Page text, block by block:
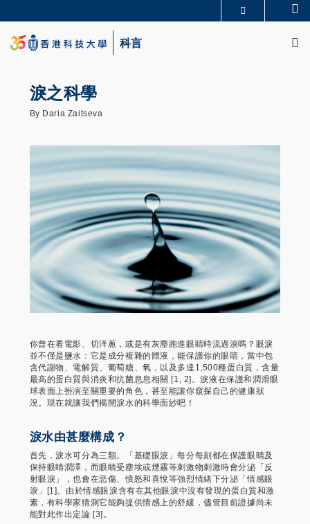
to
main
content
生活@科大
科言
淚之科學
By Daria Zaitseva
你曾在看電影、切洋蔥，或是有灰塵跑進眼睛時流過淚嗎？眼淚
並不僅是鹽水：它是成分複雜的體液，能保護你的眼睛，當中包
含代謝物、電解質、葡萄糖、氧，以及多達1,500種蛋白質，含量
最高的蛋白質與消炎和抗菌息息相關 [1, 2]。淚液在保護和潤滑眼
球表面上扮演至關重要的角色，甚至能讓你窺探自己的健康狀
況。現在就讓我們揭開淚水的科學面紗吧！
淚水由甚麼構成？
首先，淚水可分為三類。「基礎眼淚」每分每刻都在保護眼睛及
保持眼睛潤澤，而眼睛受塵埃或煙霧等刺激物刺激時會分泌「反
射眼淚」，也會在悲傷、憤怒和喜悅等強烈情緒下分泌「情感眼
淚」[1]。由於情感眼淚含有在其他眼淚中沒有發現的蛋白質和激
素，有科學家猜測它能夠提供情感上的舒緩，儘管目前證據尚未
能對此作出定論 [3]。